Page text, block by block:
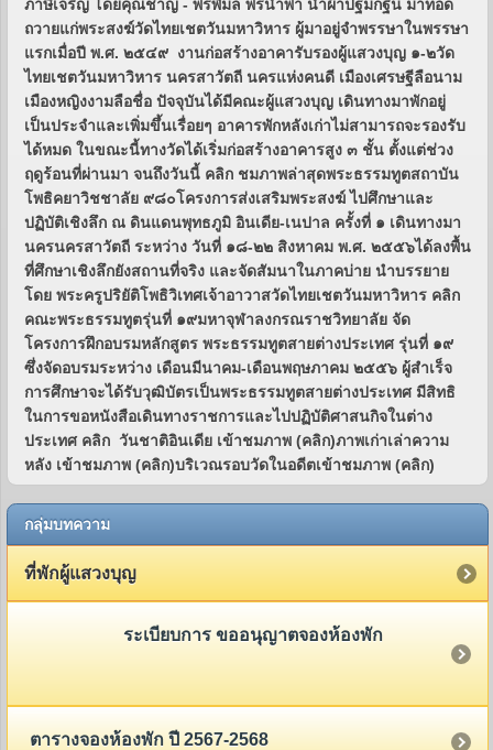
กลุ่มบทความ
ที่พักผู้แสวงบุญ
ระเบียบการ ขออนุญาตจองห้องพัก
ตารางจองห้องพัก ปี 2567-2568